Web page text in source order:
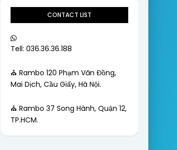
CONTACT LIST
Tell: 036.36.36.188
⛪ Rambo 120 Phạm Văn Đồng,
Mai Dịch, Cầu Giấy, Hà Nội.
⛪ Rambo 37 Song Hành, Quận 12,
TP.HCM.